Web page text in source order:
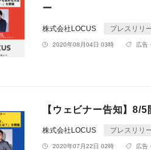
ー
株式会社LOCUS プレスリリ
2020年08月04日 03時 広告
【ウェビナー告知】8/
株式会社LOCUS プレスリリ
2020年07月22日 02時 広告